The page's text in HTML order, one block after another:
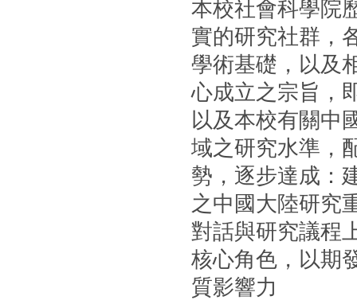
本校社會科學院
實的研究社群，
學術基礎，以及
心成立之宗旨，
以及本校有關中
域之研究水準，
勢，逐步達成：
之中國大陸研究
對話與研究議程
核心角色，以期
質影響力